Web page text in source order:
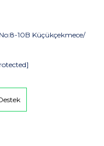
10B Küçükçekmece/